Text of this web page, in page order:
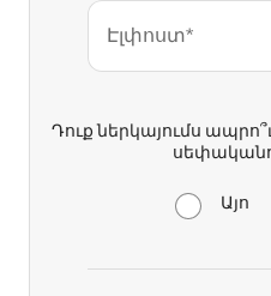
Էլփոստ*
Դուք ներկայումս
Այո